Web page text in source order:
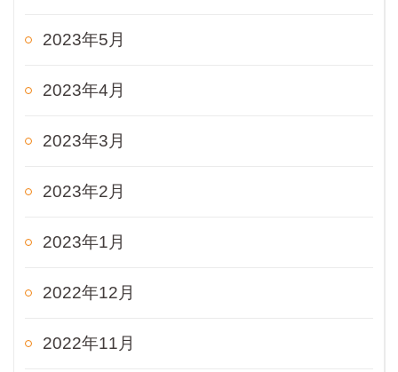
2023年5月
2023年4月
2023年3月
2023年2月
2023年1月
2022年12月
2022年11月